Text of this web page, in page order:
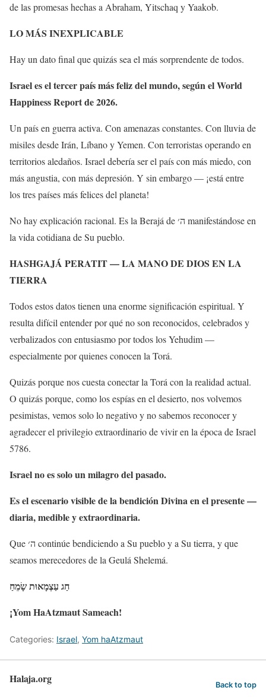
de las promesas hechas a Abraham, Yitschaq y Yaakob.
LO MÁS INEXPLICABLE
Hay un dato final que quizás sea el más sorprendente de todos.
Israel es el tercer país más feliz del mundo, según el World
Happiness Report de 2026.
Un país en guerra activa. Con amenazas constantes. Con lluvia de
misiles desde Irán, Líbano y Yemen. Con terroristas operando en
territorios aledaños. Israel debería ser el país con más miedo, con
más angustia, con más depresión. Y sin embargo — ¡está entre
los tres países más felices del planeta!
No hay explicación racional. Es la Berajá de ה׳ manifestándose en
la vida cotidiana de Su pueblo.
HASHGAJÁ PERATIT — LA MANO DE DIOS EN LA
TIERRA
Todos estos datos tienen una enorme significación espiritual. Y
resulta difícil entender por qué no son reconocidos, celebrados y
verbalizados con entusiasmo por todos los Yehudim —
especialmente por quienes conocen la Torá.
Quizás porque nos cuesta conectar la Torá con la realidad actual.
O quizás porque, como los espías en el desierto, nos volvemos
pesimistas, vemos solo lo negativo y no sabemos reconocer y
agradecer el privilegio extraordinario de vivir en la época de Israel
5786.
Israel no es solo un milagro del pasado.
Es el escenario visible de la bendición Divina en el presente —
diaria, medible y extraordinaria.
Que ה׳ continúe bendiciendo a Su pueblo y a Su tierra, y que
seamos merecedores de la Geulá Shelemá.
חַג עַצְמָאוּתשָׂמֵחַ
¡Yom HaAtzmaut Sameach!
Categories: Israel, Yom haAtzmaut
Halaja.org Back to top